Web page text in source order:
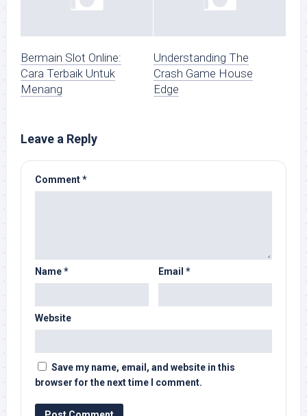
Bermain Slot Online:
Cara Terbaik Untuk
Menang
Understanding The
Crash Game House
Edge
Leave a Reply
Comment*
Name* Email *
Website
Save my name, email, and website in this
browser for the next time I comment.